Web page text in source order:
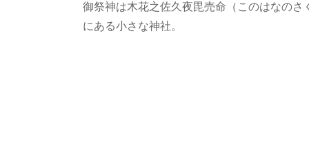
御祭神は木花之佐久夜毘売命（このはなの
にある小さな神社。